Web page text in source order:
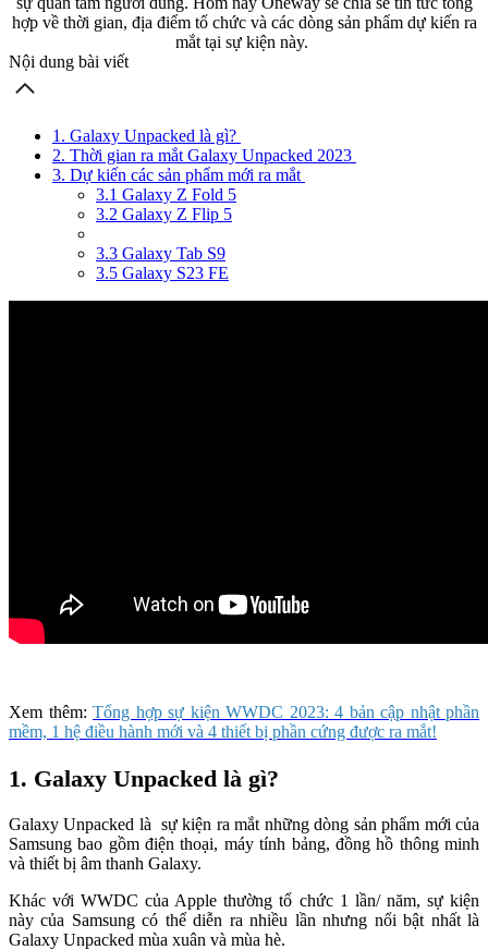
hợp về thời gian, địa điểm tổ chức và các dòng sản phẩm dự kiến ra
mắt tại sự kiện này.
Nội dung bài viết
1. Galaxy Unpacked là gì?
2. Thời gian ra mắt Galaxy Unpacked 2023
3. Dự kiến các sản phẩm mới ra mắt
3.1 Galaxy Z Fold 5
3.2 Galaxy Z Flip 5
3.3 Galaxy Tab S9
3.5 Galaxy S23 FE
Xem thêm: Tổng hợp sự kiện WWDC 2023: 4 bản cập nhật phần
mềm, 1 hệ điều hành mới và 4 thiết bị phần cứng được ra mắt!
1. Galaxy Unpacked là gì?
Galaxy Unpacked là sự kiện ra mắt những dòng sản phẩm mới của
Samsung bao gồm điện thoại, máy tính bảng, đồng hồ thông minh
và thiết bị âm thanh Galaxy.
Khác với WWDC của Apple thường tổ chức 1 lần/ năm, sự kiện
này của Samsung có thể diễn ra nhiều lần nhưng nổi bật nhất là
Galaxy Unpacked mùa xuân và mùa hè.